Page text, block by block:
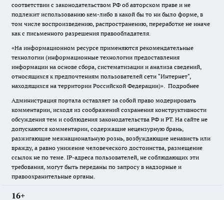
соответствии с законодательством РФ об авторском праве и не
подлежит использованию кем-либо в какой бы то ни было форме, в
том числе воспроизведению, распространению, переработке не иначе
как с письменного разрешения правообладателя.
«На информационном ресурсе применяются рекомендательные
технологии (информационные технологии предоставления
информации на основе сбора, систематизации и анализа сведений,
относящихся к предпочтениям пользователей сети "Интернет",
находящихся на территории Российской Федерации)». Подробнее
Администрация портала оставляет за собой право модерировать
комментарии, исходя из соображений сохранения конструктивности
обсуждения тем и соблюдения законодательства РФ и РТ. На сайте не
допускаются комментарии, содержащие нецензурную брань,
разжигающие межнациональную рознь, возбуждающие ненависть или
вражду, а равно унижение человеческого достоинства, размещение
ссылок не по теме. IP-адреса пользователей, не соблюдающих эти
требования, могут быть переданы по запросу в надзорные и
правоохранительные органы.
16+